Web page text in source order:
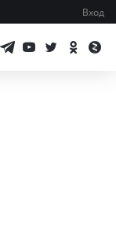
Вход